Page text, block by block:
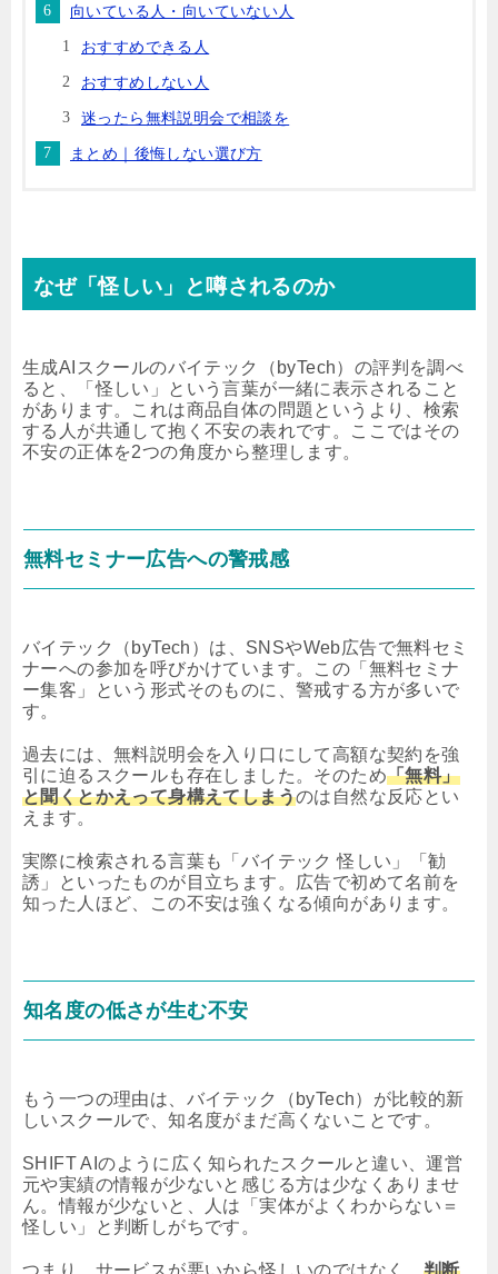
向いている人・向いていない人
おすすめできる人
おすすめしない人
迷ったら無料説明会で相談を
まとめ｜後悔しない選び方
なぜ「怪しい」と噂されるのか
生成AIスクールのバイテック（byTech）の評判を調べ
ると、「怪しい」という言葉が一緒に表示されること
があります。これは商品自体の問題というより、検索
する人が共通して抱く不安の表れです。ここではその
不安の正体を2つの角度から整理します。
無料セミナー広告への警戒感
バイテック（byTech）は、SNSやWeb広告で無料セミ
ナーへの参加を呼びかけています。この「無料セミナ
ー集客」という形式そのものに、警戒する方が多いで
す。
過去には、無料説明会を入り口にして高額な契約を強
引に迫るスクールも存在しました。そのため「無料」
と聞くとかえって身構えてしまうのは自然な反応とい
えます。
実際に検索される言葉も「バイテック 怪しい」「勧
誘」といったものが目立ちます。広告で初めて名前を
知った人ほど、この不安は強くなる傾向があります。
知名度の低さが生む不安
もう一つの理由は、バイテック（byTech）が比較的新
しいスクールで、知名度がまだ高くないことです。
SHIFT AIのように広く知られたスクールと違い、運営
元や実績の情報が少ないと感じる方は少なくありませ
ん。情報が少ないと、人は「実体がよくわからない＝
怪しい」と判断しがちです。
つまり、サービスが悪いから怪しいのではなく、 判断